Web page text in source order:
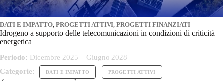
DATI E IMPATTO, PROGETTI ATTIVI, PROGETTI FINANZIATI
Idrogeno a supporto delle telecomunicazioni in condizioni di criticità
energetica
Periodo: Dicembre 2025 – Giugno 2028
Categorie:
DATI E IMPATTO PROGETTI ATTIVI